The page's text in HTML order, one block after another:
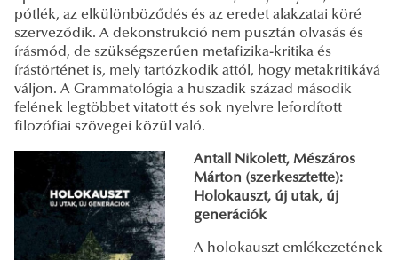
pótlék, az elkülönböződés és az eredet alakzatai köré
szerveződik. A dekonstrukció nem pusztán olvasás és
írásmód, de szükségszerűen metafizika-kritika és
írástörténet is, mely tartózkodik attól, hogy metakritikává
váljon. A Grammatológia a huszadik század második
felének legtöbbet vitatott és sok nyelvre lefordított
filozófiai szövegei közül való.
Antall Nikolett, Mészáros
Márton (szerkesztette):
Holokauszt, új utak, új
generációk
A holokauszt emlékezetének